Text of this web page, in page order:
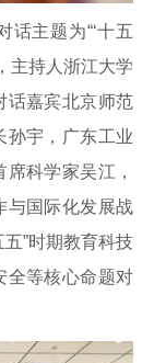
主题为“‘十五
主持人浙江大学
话嘉宾北京师范
孙宇，广东工业
科学家吴江，
与国际化发展战
”时期教育科技
全等核心命题对